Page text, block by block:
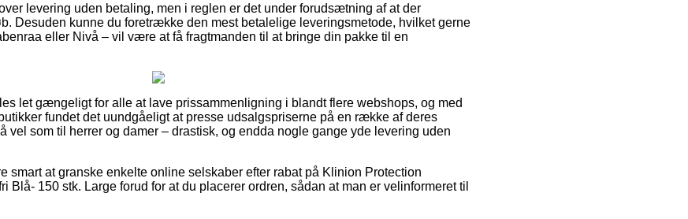
levering uden betaling, men i reglen er det under forudsætning af at der
Desuden kunne du foretrække den mest betalelige leveringsmetode, hvilket gerne
eller Nivå – vil være at få fragtmanden til at bringe din pakke til en
let gængeligt for alle at lave prissammenligning i blandt flere webshops, og med
fundet det uundgåeligt at presse udsalgspriserne på en række af deres
vel som til herrer og damer – drastisk, og endda nogle gange yde levering uden
smart at granske enkelte online selskaber efter rabat på Klinion Protection
Blå- 150 stk. Large forud for at du placerer ordren, sådan at man er velinformeret til